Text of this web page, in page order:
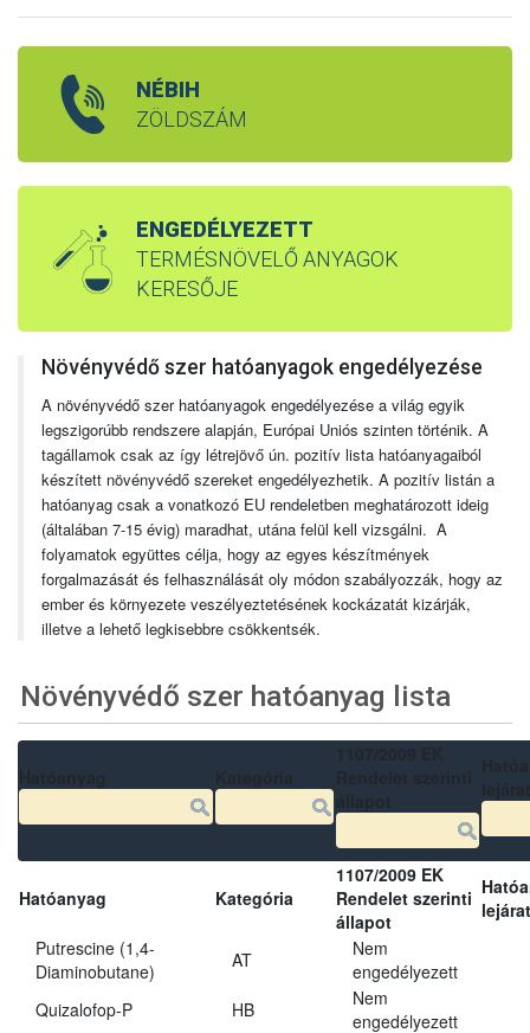
NÉBIH
ZÖLDSZÁM
ENGEDÉLYEZETT
TERMÉSNÖVELŐ ANYAGOK
KERESŐJE
Növényvédő szer hatóanyagok engedélyezése
A növényvédő szer hatóanyagok engedélyezése a világ egyik
legszigorúbb rendszere alapján, Európai Uniós szinten történik. A
tagállamok csak az így létrejövő ún. pozitív lista hatóanyagaiból
készített növényvédő szereket engedélyezhetik. A pozitív listán a
hatóanyag csak a vonatkozó EU rendeletben meghatározott ideig
(általában 7-15 évig) maradhat, utána felül kell vizsgálni. A
folyamatok együttes célja, hogy az egyes készítmények
forgalmazását és felhasználását oly módon szabályozzák, hogy az
ember és környezete veszélyeztetésének kockázatát kizárják,
illetve a lehető legkisebbre csökkentsék.
Növényvédő szer hatóanyag lista
Hatóanyag Kategória
1107/2009 EK
Rendelet szerinti
állapot
Putrescine (1,4-
Diaminobutane)
AT
Nem
engedélyezett
Quizalofop-P
HB
Nem
engedélyezett